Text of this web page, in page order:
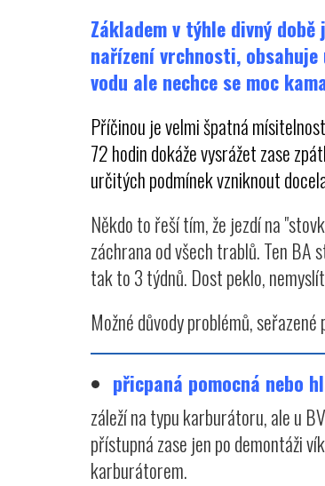
Základem v týhle divný
nařízení vrchnosti,
vodu ale nechce se moc
Příčinou je velmi špatná
72 hodin dokáže vysrážet zase
určitých podmínek vzniknout
Někdo to řeší tím, že jezdí na
záchrana od všech trablů. Ten
tak to 3 týdnů. Dost peklo,
Možné důvody problémů,
přicpaná pomocná nebo
záleží na typu karburátoru, ale u
přístupná zase jen po demontáži
karburátorem.